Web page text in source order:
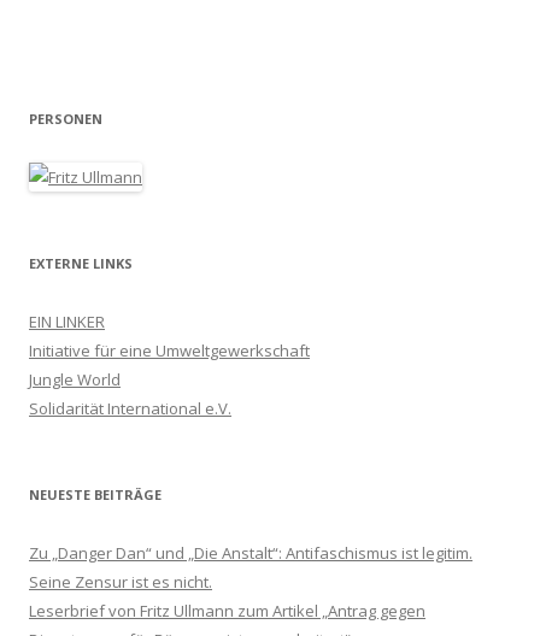
PERSONEN
EXTERNE LINKS
EIN LINKER
Initiative für eine Umweltgewerkschaft
Jungle World
Solidarität International e.V.
NEUESTE BEITRÄGE
Zu „Danger Dan“ und „Die Anstalt“: Antifaschismus ist legitim.
Seine Zensur ist es nicht.
Leserbrief von Fritz Ullmann zum Artikel „Antrag gegen